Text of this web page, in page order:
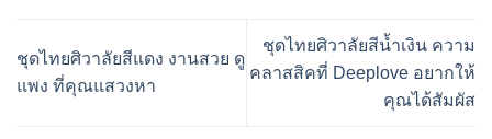
ชุดไทยศิวาลัยสีแดง งานสวย ดู
แพง ที่คุณแสวงหา
ชุดไทยศิวาลัยสีน้ำเงิน ความ
คลาสสิคที่ Deeplove อยากให้
คุณได้สัมผัส